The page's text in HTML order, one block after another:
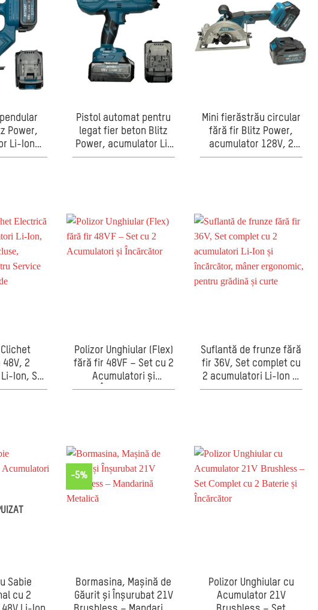
Galben/Negru
Power,
Li-Ion
inclusă,
Pistol automat pentru
legat fier beton Blitz
Power, acumulator Li-
Ion, reglaj strângere,
Mini fierăstrău circular
fără fir Blitz Power,
acumulator 128V, 2
baterii Li-Ion,
2
Ion, Set
Polizor Unghiular (Flex)
fără fir 48VF – Set cu 2
Acumulatori și
Încărcător
Suflantă de frunze fără
fir 36V, Set complet cu
2 acumulatori Li-Ion și
încărcător, mâner
Sabie
cu 2
-5%
Bormasina, Mașină de
Găurit și Înșurubat 21V
Polizor Unghiular cu
Acumulator 21V